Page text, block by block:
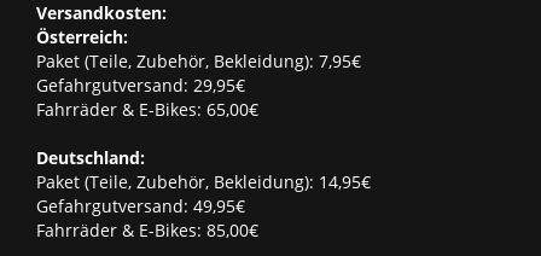
Versandkosten:
Österreich:
Paket (Teile, Zubehör, Bekleidung): 7,95€
Gefahrgutversand: 29,95€
Fahrräder & E-Bikes: 65,00€
Deutschland:
Paket (Teile, Zubehör, Bekleidung): 14,95€
Gefahrgutversand: 49,95€
Fahrräder & E-Bikes: 85,00€